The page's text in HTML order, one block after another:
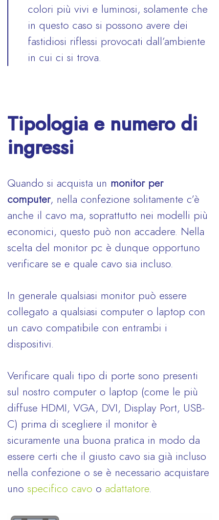
colori più vivi e luminosi, solamente che
in questo caso si possono avere dei
fastidiosi riflessi provocati dall’ambiente
in cui ci si trova.
Tipologia e numero di
ingressi
Quando si acquista un monitor per
computer, nella confezione solitamente c’è
anche il cavo ma, soprattutto nei modelli più
economici, questo può non accadere. Nella
scelta del monitor pc è dunque opportuno
verificare se e quale cavo sia incluso.
In generale qualsiasi monitor può essere
collegato a qualsiasi computer o laptop con
un cavo compatibile con entrambi i
dispositivi.
Verificare quali tipo di porte sono presenti
sul nostro computer o laptop (come le più
diffuse HDMI, VGA, DVI, Display Port, USB-
C) prima di scegliere il monitor è
sicuramente una buona pratica in modo da
essere certi che il giusto cavo sia già incluso
nella confezione o se è necessario acquistare
uno specifico cavo o adattatore